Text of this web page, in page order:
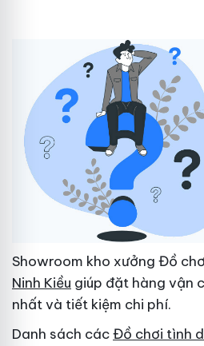
Showroom kho xưởng Đồ
Ninh Kiều giúp đặt hàng vận
nhất và tiết kiệm chi phí.
Danh sách cácĐồ chơi tình